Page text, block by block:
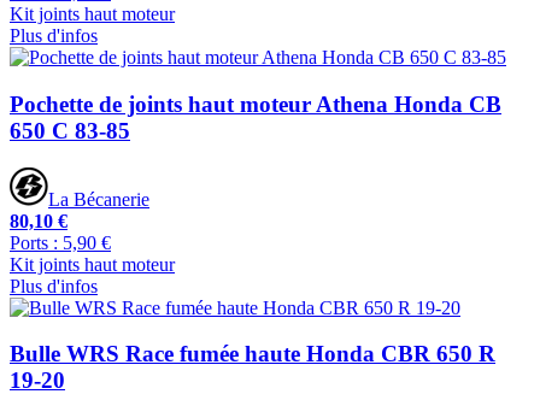
Kit joints haut moteur
Plus d'infos
Pochette de joints haut moteur Athena Honda CB
650 C 83-85
La Bécanerie
80,10 €
Ports : 5,90 €
Kit joints haut moteur
Plus d'infos
Bulle WRS Race fumée haute Honda CBR 650 R
19-20